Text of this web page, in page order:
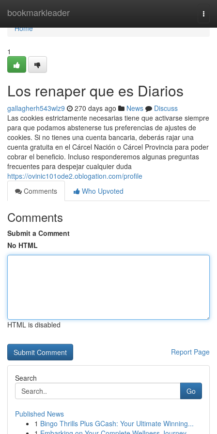
bookmarkleader
Home
Home
1
Los renaper que es Diarios
gallagherh543wlz9 270 days ago News
Discuss
Las cookies estrictamente necesarias tiene que activarse siempre
para que podamos abstenerse tus preferencias de ajustes de
cookies. Si no​ tienes una cuenta bancaria, deberás rajar una
cuenta ​gratuita en el Cárcel Nación o Cárcel Provincia para poder
cobrar el beneficio. Incluso responderemos algunas preguntas
frecuentes para despejar‍ cualquier duda
https://ovinic101ode2.oblogation.com/profile
Comments
Who Upvoted
Comments
Submit a Comment
No HTML
HTML is disabled
Report Page
Search
Go
Published News
1 Bingo Thrills Plus GCash: Your Ultimate Winning...